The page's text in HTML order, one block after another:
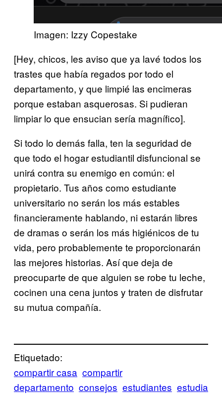
Imagen: Izzy Copestake
[Hey, chicos, les aviso que ya lavé todos los
trastes que había regados por todo el
departamento, y que limpié las encimeras
porque estaban asquerosas. Si pudieran
limpiar lo que ensucian sería magnífico].
Si todo lo demás falla, ten la seguridad de
que todo el hogar estudiantil disfuncional se
unirá contra su enemigo en común: el
propietario. Tus años como estudiante
universitario no serán los más estables
financieramente hablando, ni estarán libres
de dramas o serán los más higiénicos de tu
vida, pero probablemente te proporcionarán
las mejores historias. Así que deja de
preocuparte de que alguien se robe tu leche,
cocinen una cena juntos y traten de disfrutar
su mutua compañía.
Etiquetado:
compartir casa compartir
departamento consejos estudiantes estudia